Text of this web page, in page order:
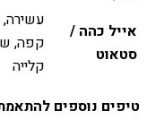
אייל כהה /
סטאוט
קפה,
קלייה
טיפים נוספים